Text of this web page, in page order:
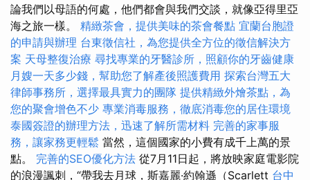
論我們以母語的何處，他們都會與我們交談，就像亞得里亞
海之旅一樣。 精緻茶會，提供美味的茶會餐點 宜蘭台胞證
的申請與辦理 台東徵信社，為您提供全方位的徵信解決方
案 天母整復治療 尋找專業的牙醫診所，照顧你的牙齒健康
月嫂一天多少錢，幫助您了解產後照護費用 探索台灣五大
律師事務所，選擇最具實力的團隊 提供精緻外燴茶點，為
您的聚會增色不少 專業消毒服務，徹底消毒您的居住環境
泰國簽證的辦理方法，迅速了解所需材料 完善的家事服
務，讓家務更輕鬆 當然，這個國家的小費有成千上萬的景
點。 完善的SEO優化方法 從7月11日起，將放映家庭電影院
的浪漫諷刺，“帶我去月球，斯嘉麗·約翰遜（Scarlett 台中